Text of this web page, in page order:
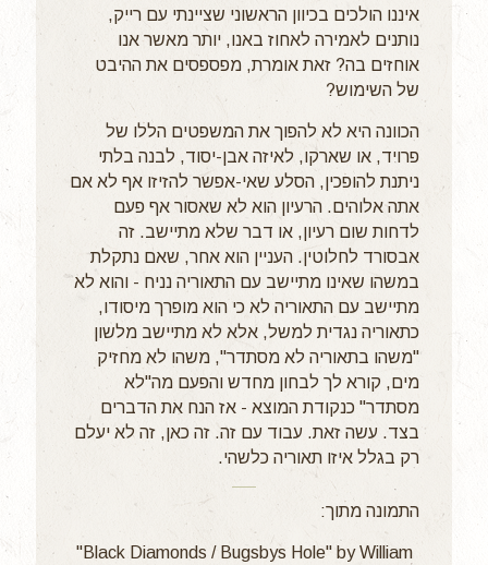
איננו הולכים בכיוון הראשוני שציינתי עם רייק,
נותנים לאמירה לאחוז באנו, יותר מאשר אנו
אוחזים בה? זאת אומרת, מפספסים את ההיבט
של השימוש?
הכוונה היא לא להפוך את המשפטים הללו של
פרויד, או שארקו, לאיזה אבן-יסוד, לבנה בלתי
ניתנת להופכין, הסלע שאי-אפשר להזיזו אף לא אם
אתה אלוהים. הרעיון הוא לא שאסור אף פעם
לדחות שום רעיון, או דבר שלא מתיישב. זה
אבסורד לחלוטין. העניין הוא אחר, שאם נתקלת
במשהו שאינו מתיישב עם התאוריה נניח - והוא לא
מתיישב עם התאוריה לא כי הוא מופרך מיסודו,
כתאוריה נגדית למשל, אלא לא מתיישב מלשון
"משהו בתאוריה לא מסתדר", משהו לא מחזיק
מים, קורא לך לבחון מחדש והפעם מה"לא
מסתדר" כנקודת המוצא - אז הנח את הדברים
בצד. עשה זאת. עבוד עם זה. זה כאן, זה לא יעלם
רק בגלל איזו תאוריה כלשהי.
התמונה מתוך:
"Black Diamonds / Bugsbys Hole" by William